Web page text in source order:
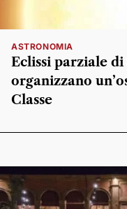
ASTRONOMIA
Eclissi parziale
organizzano
Classe